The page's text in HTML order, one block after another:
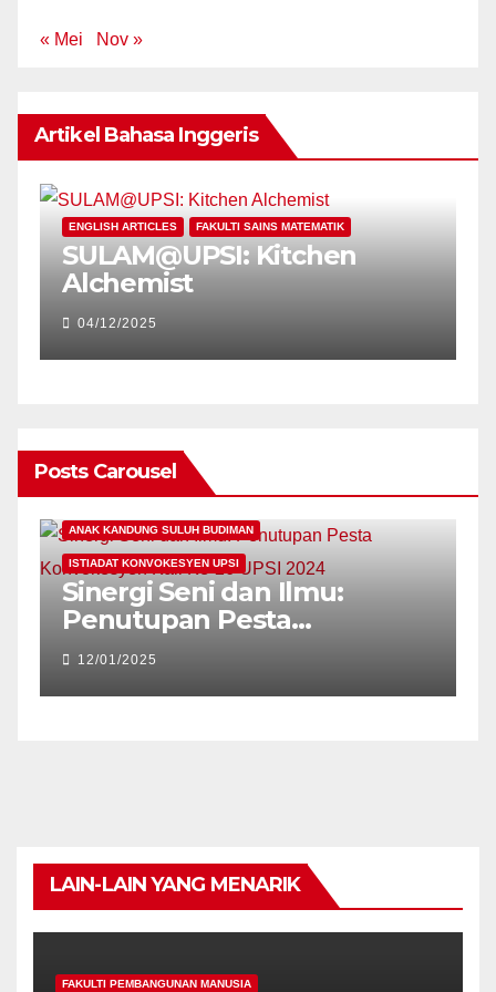
« Mei Nov »
Artikel Bahasa Inggeris
ENGLISH ARTICLES FAKULTI SAINS MATEMATIK
SULAM@UPSI: Kitchen
Alchemist
04/12/2025
Posts Carousel
ANAK KANDUNG SULUH BUDIMAN
ISTIADAT KONVOKESYEN UPSI
Sinergi Seni dan Ilmu:
Penutupan Pesta
Konvokesyen Kali Ke-26
UPSI 2024
12/01/2025
LAIN-LAIN YANG MENARIK
FAKULTI PEMBANGUNAN MANUSIA